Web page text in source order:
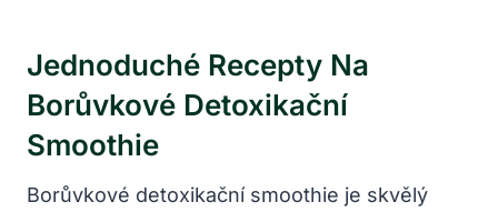
Jednoduché Recepty Na
Borůvkové Detoxikační⁢
Smoothie
Borůvkové detoxikační⁤ smoothie⁢ je skvělý​